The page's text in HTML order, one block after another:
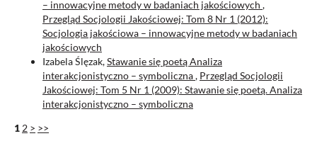
– innowacyjne metody w badaniach jakościowych ,
Przegląd Socjologii Jakościowej: Tom 8 Nr 1 (2012):
Socjologia jakościowa – innowacyjne metody w badaniach
jakościowych
Izabela Ślęzak,Stawanie się poetą Analiza
interakcjonistyczno – symboliczna, Przegląd Socjologii
Jakościowej: Tom 5 Nr 1 (2009): Stawanie się poetą. Analiza
interakcjonistyczno – symboliczna
1 2 > >>